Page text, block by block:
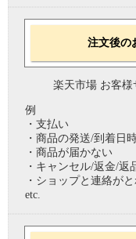
注文後の
楽天市場 お客様
例
・支払い
・商品の発送/到着日
・商品が届かない
・キャンセル/返金/返
・ショップと連絡が
etc.